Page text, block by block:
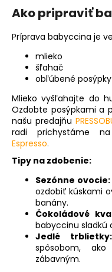
Ako pripraviť
Príprava babyccina je
mlieko
šľahač
obľúbené posýpky
Mlieko vyšľahajte do
Ozdobte posýpkami a
našu predajňu
radi prichystáme
Espresso.
Tipy na zdobenie:
Sezónne ovocie:
ozdobiť kúskami
banány.
Čokoládové
babyccinu sladkú
Jedlé trblietky:
spôsobom,
zábavným.